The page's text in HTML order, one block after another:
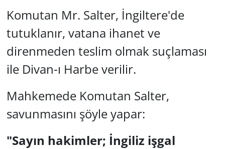
Komutan Mr. Salter, İngiltere'de
tutuklanır, vatana ihanet ve
direnmeden teslim olmak suçlaması
ile Divan-ı Harbe verilir.
Mahkemede Komutan Salter,
savunmasını şöyle yapar:
"Sayın hakimler; İngiliz işgal